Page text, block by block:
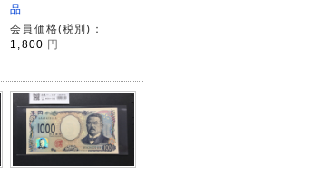
品
会員価格(税別)：
1,800 円